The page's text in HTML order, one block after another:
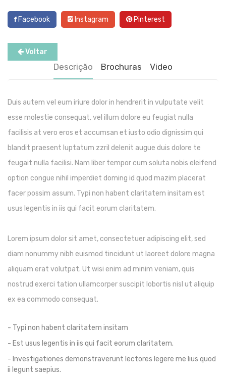
Facebook Instagram Pinterest
Voltar
Descrição Brochuras Video
Duis autem vel eum iriure dolor in hendrerit in vulputate velit
esse molestie consequat, vel illum dolore eu feugiat nulla
facilisis at vero eros et accumsan et iusto odio dignissim qui
blandit praesent luptatum zzril delenit augue duis dolore te
feugait nulla facilisi. Nam liber tempor cum soluta nobis eleifend
option congue nihil imperdiet doming id quod mazim placerat
facer possim assum. Typi non habent claritatem insitam est
usus legentis in iis qui facit eorum claritatem.
Lorem ipsum dolor sit amet, consectetuer adipiscing elit, sed
diam nonummy nibh euismod tincidunt ut laoreet dolore magna
aliquam erat volutpat. Ut wisi enim ad minim veniam, quis
nostrud exerci tation ullamcorper suscipit lobortis nisl ut aliquip
ex ea commodo consequat.
- Typi non habent claritatem insitam
- Est usus legentis in iis qui facit eorum claritatem.
- Investigationes demonstraverunt lectores legere me lius quod
ii legunt saepius.